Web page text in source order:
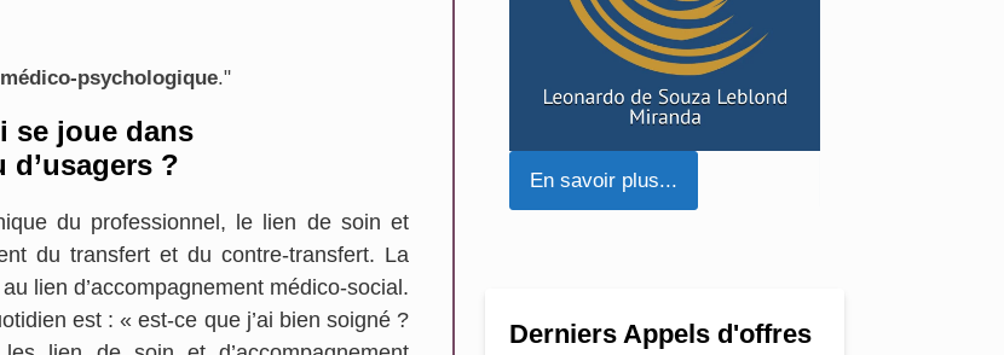
psychologique."
se joue dans
d’usagers ?
du professionnel, le lien de soin et
du transfert et du contre-transfert. La
lien d’accompagnement médico-social.
est : « est-ce que j’ai bien soigné ?
plus...
En savoir plus...
Derniers Appels d'offres